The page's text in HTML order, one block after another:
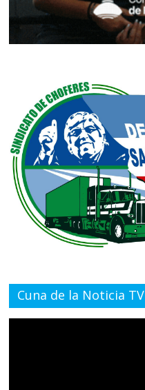
Cuna de la Noticia TV